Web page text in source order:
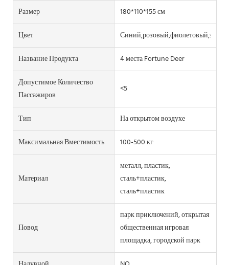
Размер
180*110*155 см
Цвет
Название Продукта
4 места Fortune Deer
Допустимое Количество
Пассажиров
<5
Тип
На открытом воздухе
Максимальная Вместимость
100-500 кг
Материал
металл, пластик,
сталь+пластик,
сталь+пластик
Повод
парк приключений, открытая
общественная игровая
площадка, городской парк